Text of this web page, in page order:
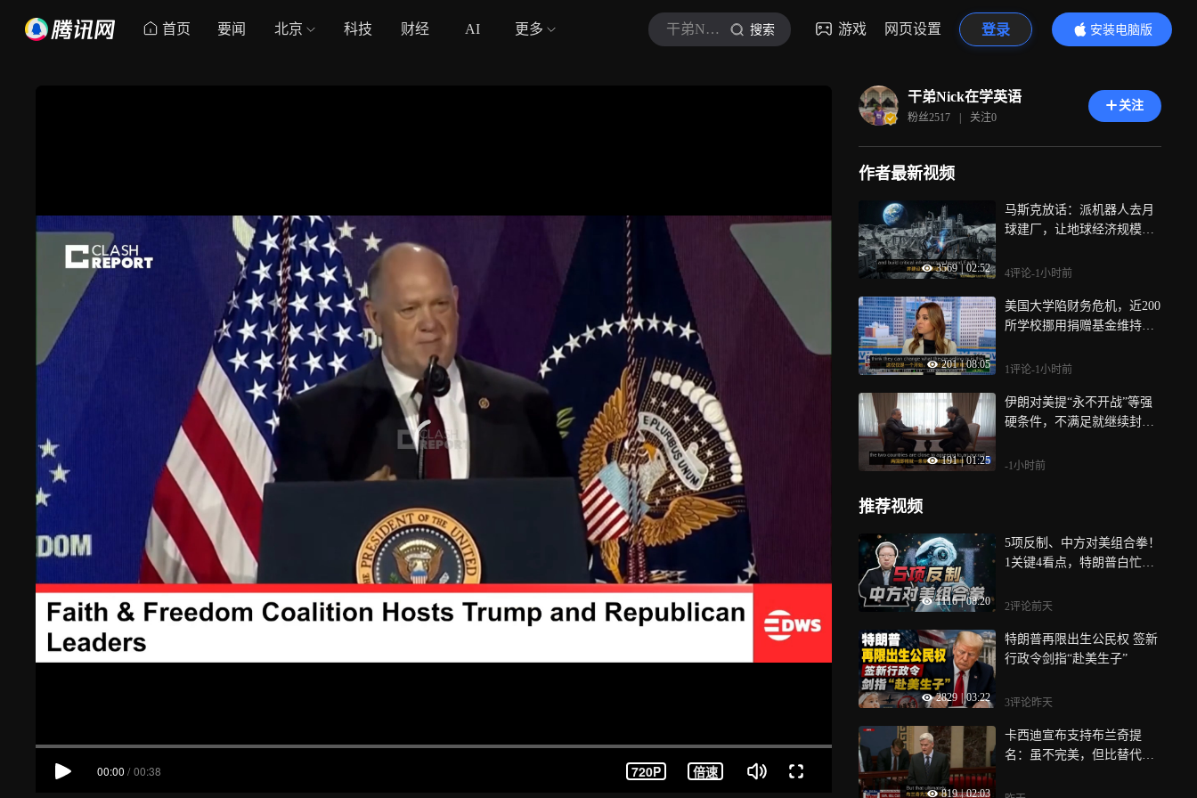
首页 要闻 北京 科技 财经 AI 更多 干弟Nick在学英语 搜索 游戏 网页设置 登录
安装电脑版
内容更精彩
00:00 / 00:38 720P 倍速
干弟Nick在学英语
粉丝2517 | 关注0
关注
作者最新视频
3569 | 02:52
马斯克放话：派机器人去月
球建厂，让地球经济规模扩
4评论-1小时前
201 | 08:05
美国大学陷财务危机，近200
所学校挪用捐赠基金维持运
1评论-1小时前
191 | 01:25
伊朗对美提“永不开战”等强
硬条件，不满足就继续封锁
-1小时前
推荐视频
1116 | 08:20
5项反制、中方对美组合拳！
1关键4看点，特朗普白忙活
2评论前天
2829 | 03:22
特朗普再限出生公民权 签新
行政令剑指“赴美生子”
3评论昨天
819 | 02:03
卡西迪宣布支持布兰奇提
名：虽不完美，但比替代人